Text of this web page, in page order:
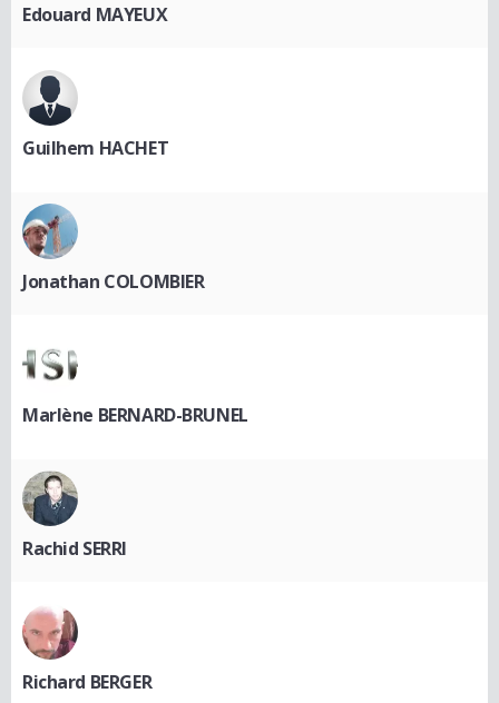
Edouard MAYEUX
Guilhem HACHET
Jonathan COLOMBIER
Marlène BERNARD-BRUNEL
Rachid SERRI
Richard BERGER